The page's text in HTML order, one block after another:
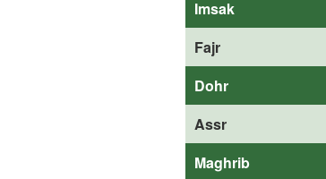
Imsak
Fajr
Dohr
Assr
Maghrib